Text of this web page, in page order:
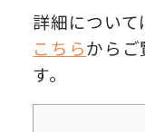
詳細につい
こちらから
す。